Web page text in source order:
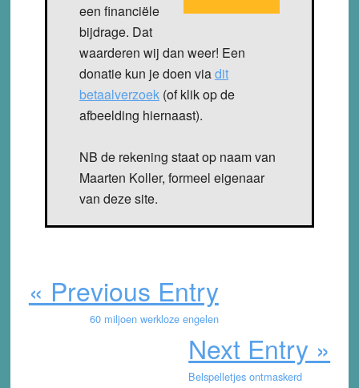
een financiële
bijdrage. Dat
waarderen wij dan weer! Een
donatie kun je doen viadit
betaalverzoek(of klik op de
afbeelding hiernaast).
NB de rekening staat op naam van
Maarten Koller, formeel eigenaar
van deze site.
« Previous Entry
60 miljoen werkloze engelen
Next Entry »
Belspelletjes ontmaskerd